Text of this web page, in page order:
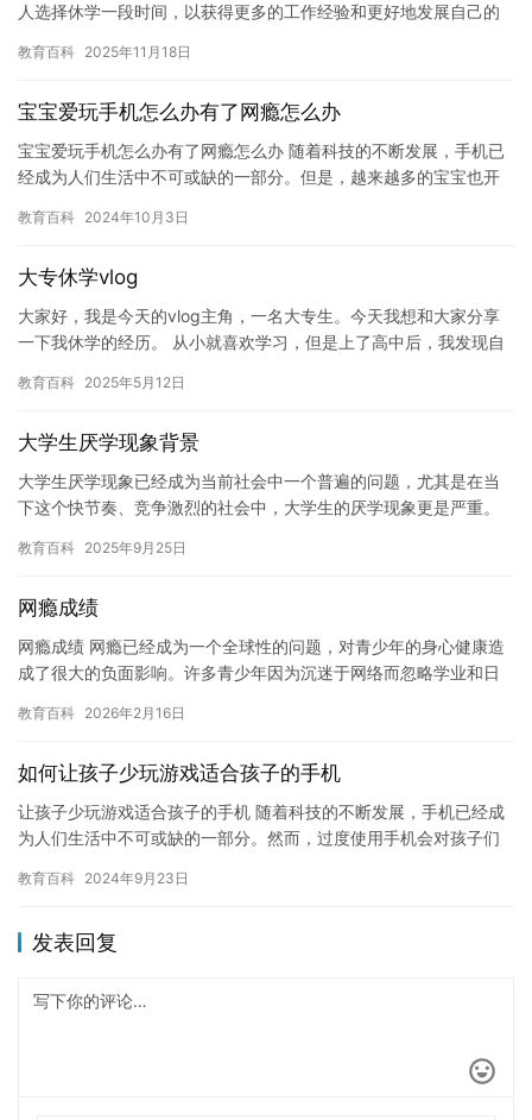
人选择休学一段时间，以获得更多的工作经验和更好地发展自己的
的，因…
教育百科 2025年11月18日
宝宝爱玩手机怎么办有了网瘾怎么办
宝宝爱玩手机怎么办有了网瘾怎么办 随着科技的不断发展，手机已
经成为人们生活中不可或缺的一部分。但是，越来越多的宝宝也开
有了…
教育百科 2024年10月3日
大专休学vlog
大家好，我是今天的vlog主角，一名大专生。今天我想和大家分享
一下我休学的经历。 从小就喜欢学习，但是上了高中后，我发现自
教育百科 2025年5月12日
大学生厌学现象背景
大学生厌学现象已经成为当前社会中一个普遍的问题，尤其是在当
下这个快节奏、竞争激烈的社会中，大学生的厌学现象更是严重。
服厌学…
教育百科 2025年9月25日
网瘾成绩
网瘾成绩 网瘾已经成为一个全球性的问题，对青少年的身心健康造
成了很大的负面影响。许多青少年因为沉迷于网络而忽略学业和日
划和…
教育百科 2026年2月16日
如何让孩子少玩游戏适合孩子的手机
让孩子少玩游戏适合孩子的手机 随着科技的不断发展，手机已经成
为人们生活中不可或缺的一部分。然而，过度使用手机会对孩子们
手机…
教育百科 2024年9月23日
发表回复